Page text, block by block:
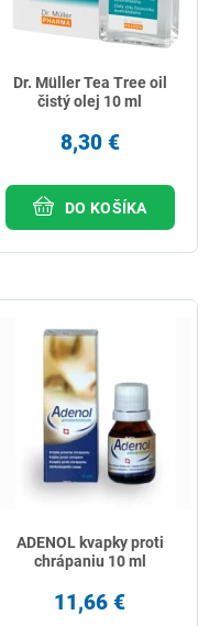
Dr. Müller Tea Tree oil
čistý olej 10 ml
8,30 €
DO KOŠÍKA
ADENOL kvapky proti
chrápaniu 10 ml
11,66 €